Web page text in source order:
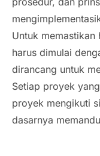
Untuk memastikan
harus dimulai
dirancang untuk
Setiap proyek
proyek mengikuti
dasarnya